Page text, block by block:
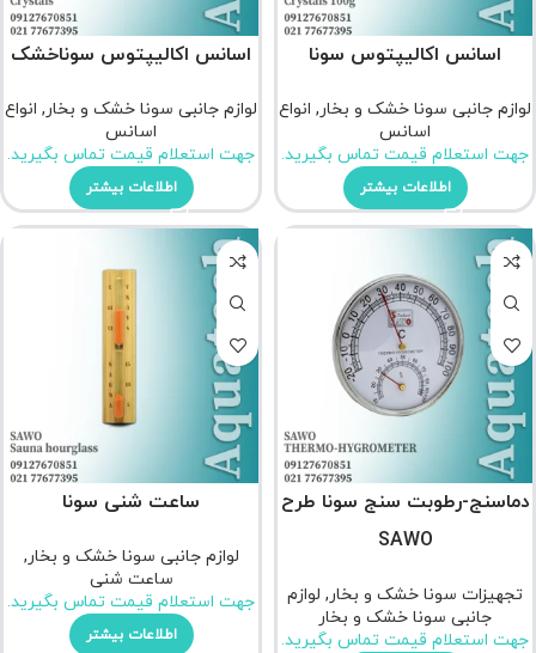
اسانس اکالیپتوس سونا
لوازم جانبی سونا خشک و بخار, انواع
اسانس
جهت استعلام قیمت تماس بگیرید.
اطلاعات بیشتر
اسانس اکالیپتوس سوناخشک
لوازم جانبی سونا خشک و بخار, انواع
اسانس
جهت استعلام قیمت تماس بگیرید.
اطلاعات بیشتر
دماسنج-رطوبت سنج سونا طرح
SAWO
تجهیزات سونا خشک و بخار, لوازم
جانبی سونا خشک و بخار
جهت استعلام قیمت تماس بگیرید.
ساعت شنی سونا
لوازم جانبی سونا خشک و بخار,
ساعت شنی
جهت استعلام قیمت تماس بگیرید.
اطلاعات بیشتر